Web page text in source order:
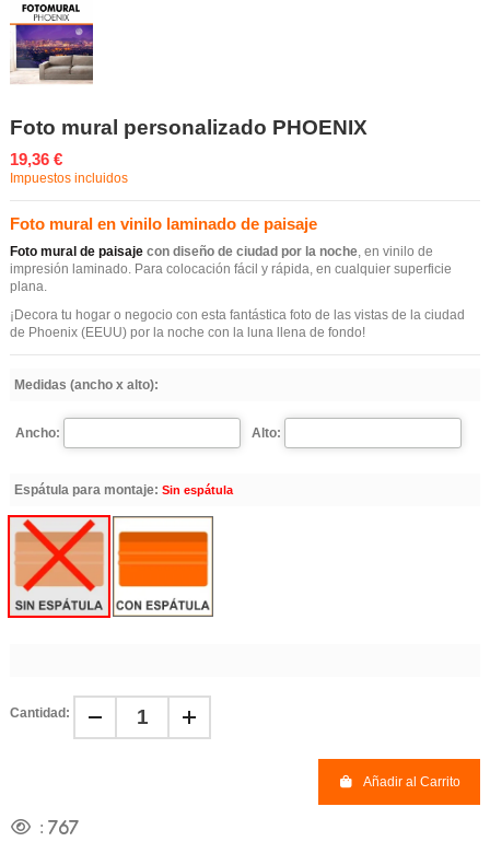
Foto mural personalizado PHOENIX
19,36 €
Impuestos incluidos
Foto mural en vinilo laminado de paisaje
Foto mural de paisaje con diseño de ciudad por la noche, en vinilo de
impresión laminado. Para colocación fácil y rápida, en cualquier superficie
plana.
¡Decora tu hogar o negocio con esta fantástica foto de las vistas de la ciudad
de Phoenix (EEUU) por la noche con la luna llena de fondo!
Medidas (ancho x alto):
Ancho: Alto:
Espátula para montaje: Sin espátula
Cantidad:
Añadir al Carrito
: 767